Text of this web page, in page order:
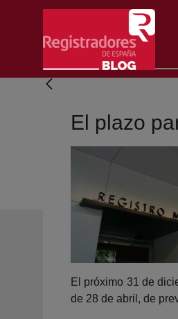
Saltar al contenido principal
El plazo
El próximo 31 de
de 28 de abril, de